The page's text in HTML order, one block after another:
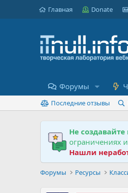
Главная Donate
Форумы
Последние отзывы
Не
ограничениях
Нашли
Форумы Ресурсы